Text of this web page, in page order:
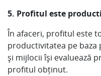
5. Profitul este
În afaceri, profitul este
productivitatea pe
și mijlocii își evaluează
profitul obținut.